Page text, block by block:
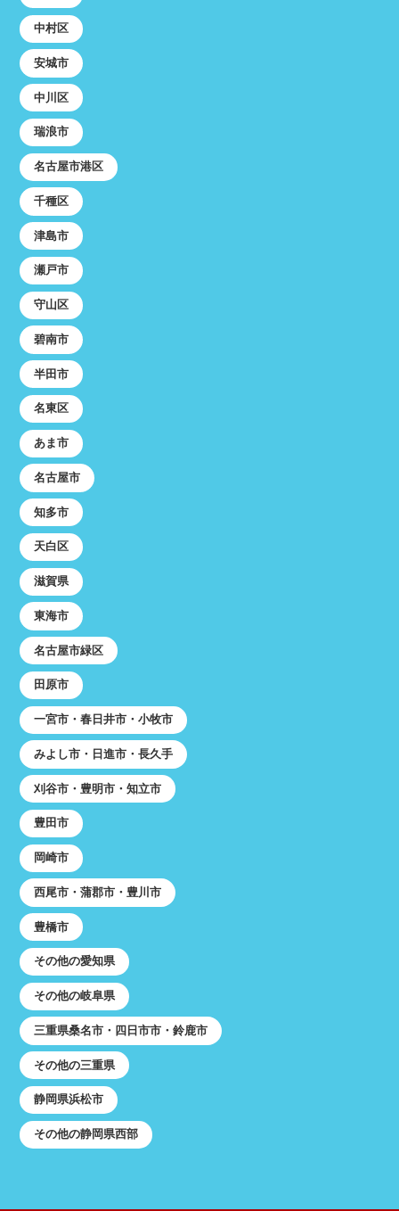
中村区
安城市
中川区
瑞浪市
名古屋市港区
千種区
津島市
瀬戸市
守山区
碧南市
半田市
名東区
あま市
名古屋市
知多市
天白区
滋賀県
東海市
名古屋市緑区
田原市
一宮市・春日井市・小牧市
みよし市・日進市・長久手
刈谷市・豊明市・知立市
豊田市
岡崎市
西尾市・蒲郡市・豊川市
豊橋市
その他の愛知県
その他の岐阜県
三重県桑名市・四日市市・鈴鹿市
その他の三重県
静岡県浜松市
その他の静岡県西部